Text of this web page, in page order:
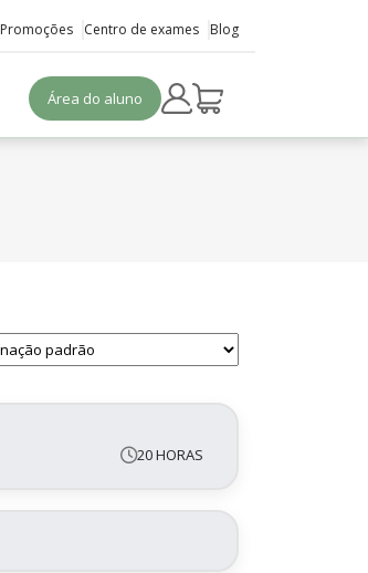
Área do aluno
Promoções Centro de exames Blog
20 HORAS